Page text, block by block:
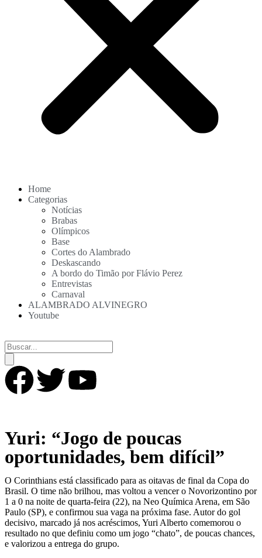
Home
Categorias
Notícias
Brabas
Olímpicos
Base
Cortes do Alambrado
Deskascando
A bordo do Timão por Flávio Perez
Entrevistas
Carnaval
ALAMBRADO ALVINEGRO
Youtube
Yuri: “Jogo de poucas
oportunidades, bem difícil”
O Corinthians está classificado para as oitavas de final da Copa do
Brasil. O time não brilhou, mas voltou a vencer o Novorizontino por
1 a 0 na noite de quarta-feira (22), na Neo Química Arena, em São
Paulo (SP), e confirmou sua vaga na próxima fase. Autor do gol
decisivo, marcado já nos acréscimos, Yuri Alberto comemorou o
resultado no que definiu como um jogo “chato”, de poucas chances,
e valorizou a entrega do grupo.